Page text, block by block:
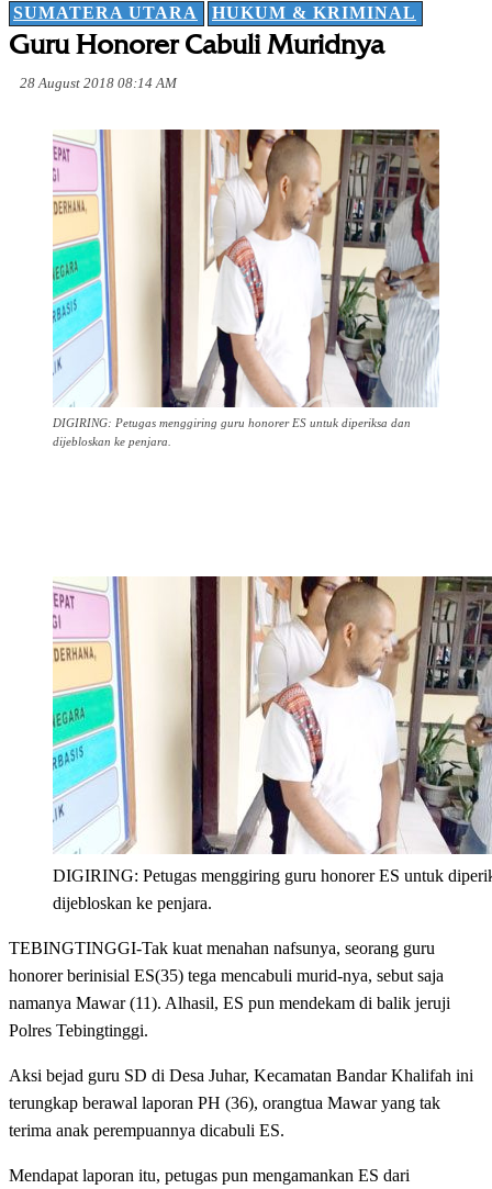
SUMATERA UTARA HUKUM & KRIMINAL
Guru Honorer Cabuli Muridnya
28 August 2018 08:14 AM
DIGIRING: Petugas menggiring guru honorer ES untuk diperiksa dan
dijebloskan ke penjara.
DIGIRING: Petugas menggiring guru honorer ES untuk
dijebloskan ke penjara.
TEBINGTINGGI-Tak kuat menahan nafsunya, seorang guru
honorer berinisial ES(35) tega mencabuli murid-nya, sebut saja
namanya Mawar (11). Alhasil, ES pun mendekam di balik jeruji
Polres Tebingtinggi.
Aksi bejad guru SD di Desa Juhar, Kecamatan Bandar Khalifah ini
terungkap berawal laporan PH (36), orangtua Mawar yang tak
terima anak perempuannya dicabuli ES.
Mendapat laporan itu, petugas pun mengamankan ES dari